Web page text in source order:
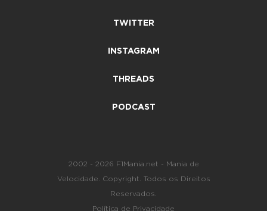
TWITTER
INSTAGRAM
THREADS
PODCAST
2002 - 2026 F1Mania.net - Mania de
Velocidade. Copyright. Todos os Direitos
Reservados.
Política de Privacidade